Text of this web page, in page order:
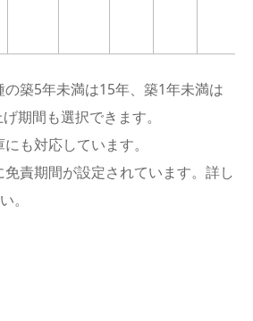
築5年未満は15年、築1年未満は
期間も選択できます。
も対応しています。
責期間が設定されています。詳し
。